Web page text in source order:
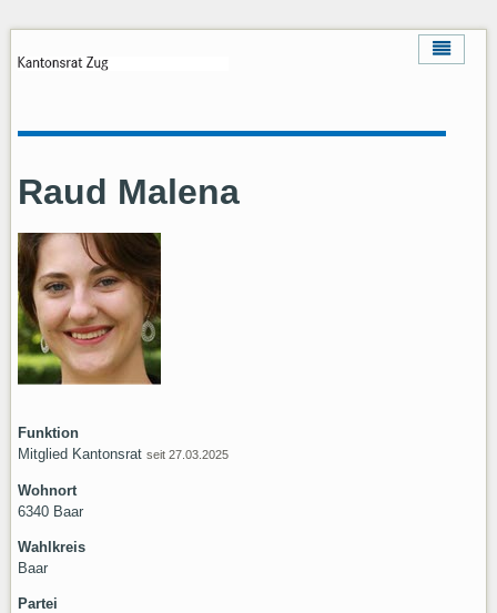
Raud Malena
Funktion
Mitglied Kantonsrat seit 27.03.2025
Wohnort
6340 Baar
Wahlkreis
Baar
Partei